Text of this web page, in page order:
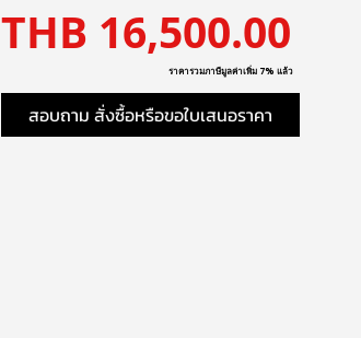
THB 16,500.00ราคา
สอบถาม สั่งซื้อหรือขอใบเสนอราคา
ราคารวมภาษีมูลค่าเพิ่ม 7% แล้ว